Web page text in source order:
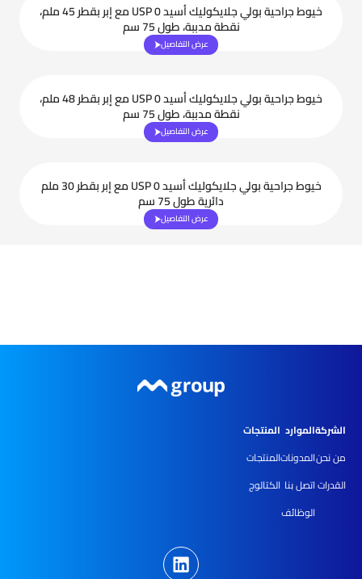
خيوط جراحية بولي جلايكوليك أسيد USP 0 مع إبر بقطر 45 ملم،
نقطة مدببة، طول 75 سم
عرض التفاصيل
خيوط جراحية بولي جلايكوليك أسيد USP 0 مع إبر بقطر 48 ملم،
نقطة مدببة، طول 75 سم
عرض التفاصيل
خيوط جراحية بولي جلايكوليك أسيد USP 0 مع إبر بقطر 30 ملم
دائرية طول 75 سم
عرض التفاصيل
الشركة
من نحن
القدرات
الموارد
المدونات
اتصل بنا
الوظائف
المنتجات
المنتجات
الكتالوج
L